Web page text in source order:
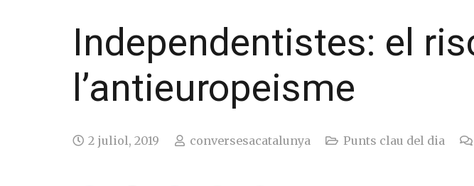
Independentistes: el
l’antieuropeisme
2 juliol, 2019 conversesacatalunya Punts clau del dia